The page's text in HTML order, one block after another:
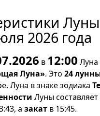
2026 года
в 12:00 Луна
Луна». Это 24
Луна в знаке зодиака
Луны составляет
а закат в 15:45.